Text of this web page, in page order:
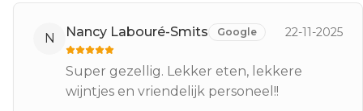
N Nancy Labouré-Smits Google 22-11-2025
Super gezellig. Lekker eten, lekkere
wijntjes en vriendelijk personeel!!